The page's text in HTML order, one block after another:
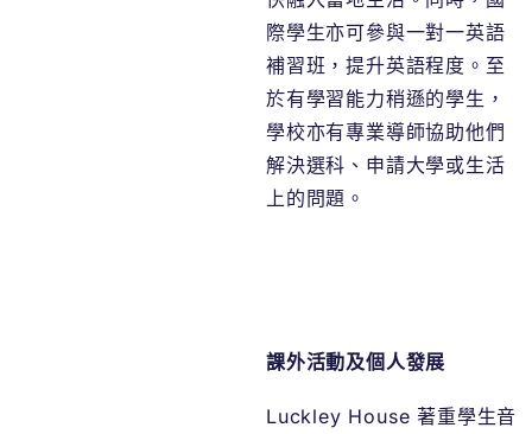
際學生亦可參與一對一英語
補習班，提升英語程度。至
於有學習能力稍遜的學生，
學校亦有專業導師協助他們
解決選科、申請大學或生活
上的問題。
課外活動及個人發展
Luckley House 著重學生音